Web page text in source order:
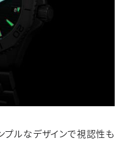
プルなデザインで視認性も